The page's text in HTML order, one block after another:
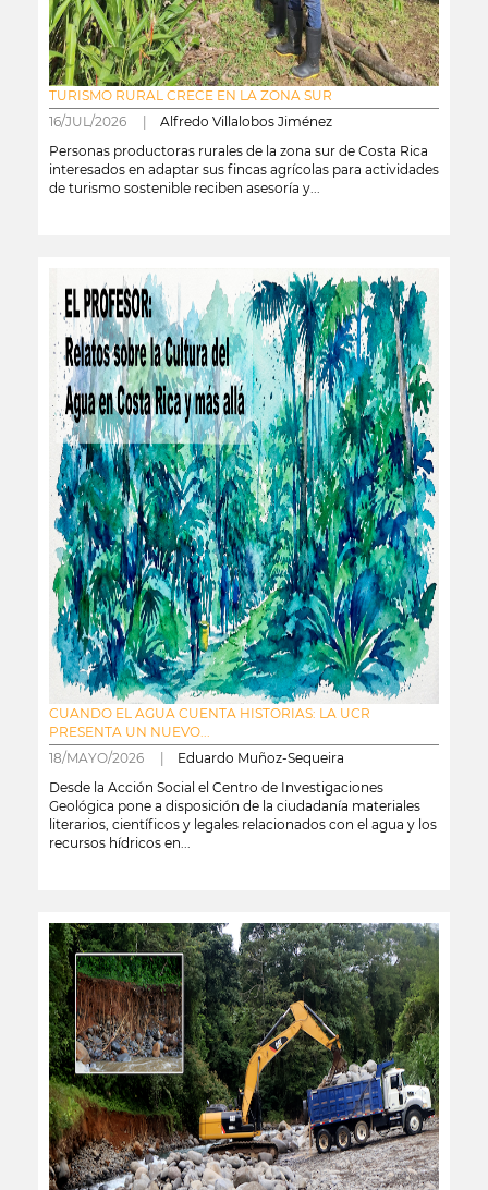
TURISMO RURAL CRECE EN LA ZONA SUR
16/JUL/2026 | Alfredo Villalobos Jiménez
Personas productoras rurales de la zona sur de Costa Rica
interesados en adaptar sus fincas agrícolas para actividades
de turismo sostenible reciben asesoría y...
CUANDO EL AGUA CUENTA HISTORIAS: LA UCR
PRESENTA UN NUEVO...
18/MAYO/2026 | Eduardo Muñoz-Sequeira
Desde la Acción Social el Centro de Investigaciones
Geológica pone a disposición de la ciudadanía materiales
literarios, científicos y legales relacionados con el agua y los
recursos hídricos en...